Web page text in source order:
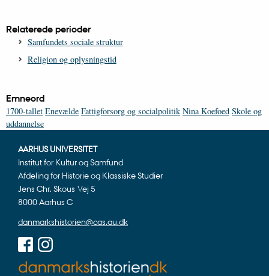
Relaterede perioder
Samfundets sociale struktur
Religion og oplysningstid
Emneord
1700-tallet Enevælde Fattigforsorg og socialpolitik Nina Koefoed Skole og
uddannelse
AARHUS UNIVERSITET
Institut for Kultur og Samfund
Afdeling for Historie og Klassiske Studier
Jens Chr. Skous Vej 5
8000 Aarhus C
danmarkshistorien@cas.au.dk